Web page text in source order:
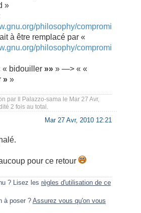
»
philosophy/compromise.html
à être remplacé par «
philosophy/
« bidouiller »»» —> « «
»»
par Il Palazzo-samale Mar 27 Avr,
2 fois au total.
Mar 27 Avr, 2010 12:21
pour ce retour
? Lisez les règles d'utilisation de ce
à poser ? Assurez vous qu'on vous